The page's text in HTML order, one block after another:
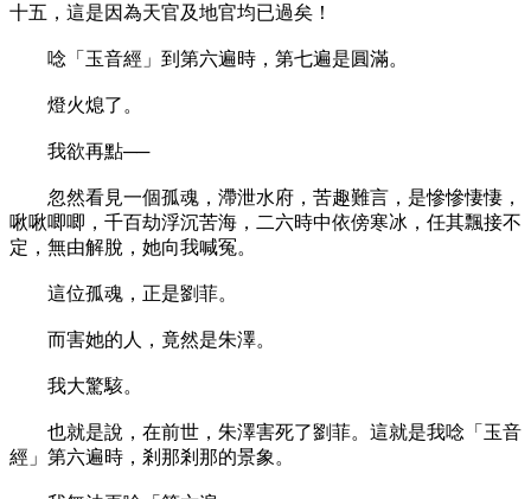
十五，這是因為天官及地官均已過矣！
唸「玉音經」到第六遍時，第七遍是圓滿。
燈火熄了。
我欲再點──
忽然看見一個孤魂，滯泄水府，苦趣難言，是慘慘悽悽，
啾啾唧唧，千百劫浮沉苦海，二六時中依傍寒冰，任其飄接不
定，無由解脫，她向我喊冤。
這位孤魂，正是劉菲。
而害她的人，竟然是朱澤。
我大驚駭。
也就是說，在前世，朱澤害死了劉菲。這就是我唸「玉音
經」第六遍時，剎那剎那的景象。